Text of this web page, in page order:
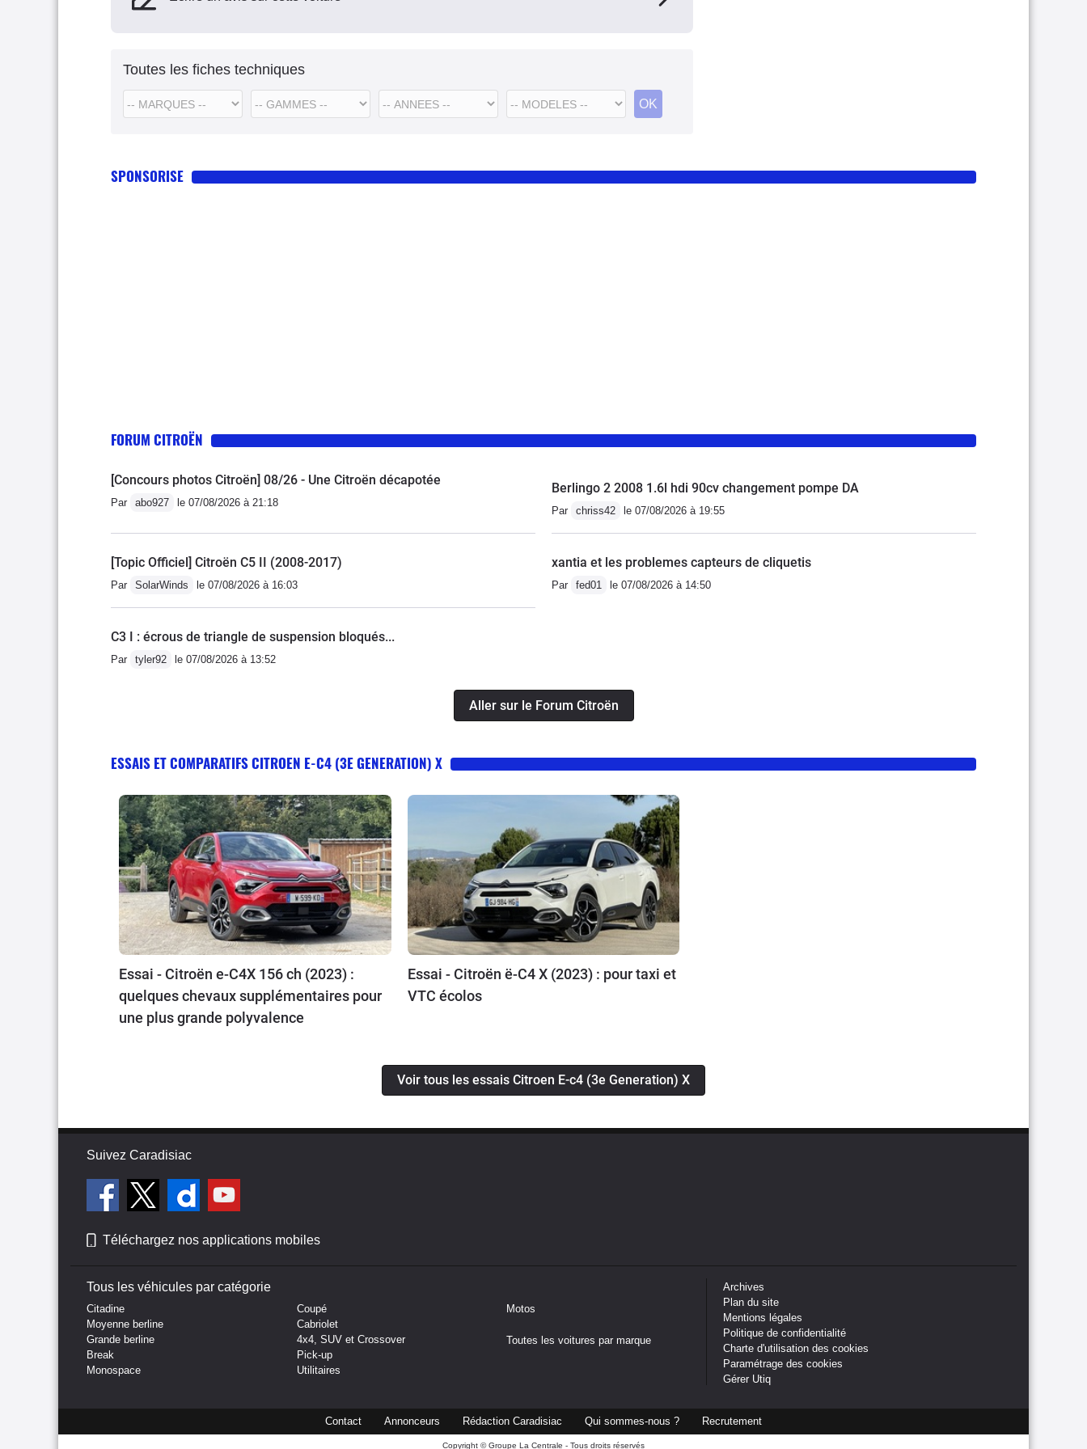
Toutes les fiches techniques
SPONSORISE
FORUM CITROËN
[Concours photos Citroën] 08/26 - Une Citroën décapotée
Par abo927 le 07/08/2026 à 21:18
Berlingo 2 2008 1.6l hdi 90cv changement pompe DA
Par chriss42 le 07/08/2026 à 19:55
[Topic Officiel] Citroën C5 II (2008-2017)
Par SolarWinds le 07/08/2026 à 16:03
xantia et les problemes capteurs de cliquetis
Par fed01 le 07/08/2026 à 14:50
C3 I : écrous de triangle de suspension bloqués...
Par tyler92 le 07/08/2026 à 13:52
Aller sur le Forum Citroën
ESSAIS ET COMPARATIFS CITROEN E-C4 (3E GENERATION) X
Essai - Citroën e-C4X 156 ch (2023) :
quelques chevaux supplémentaires pour
une plus grande polyvalence
Essai - Citroën ë-C4 X (2023) : pour taxi et
VTC écolos
Voir tous les essais Citroen E-c4 (3e Generation) X
Suivez Caradisiac
Téléchargez nos applications mobiles
Tous les véhicules par catégorie
Citadine
Moyenne berline
Grande berline
Break
Monospace
Coupé
Cabriolet
4x4, SUV et Crossover
Pick-up
Utilitaires
Motos
Toutes les voitures par marque
Archives
Plan du site
Mentions légales
Politique de confidentialité
Charte d'utilisation des cookies
Paramétrage des cookies
Gérer Utiq
Contact Annonceurs Rédaction Caradisiac Qui sommes-nous ? Recrutement
Copyright © Groupe La Centrale - Tous droits réservés